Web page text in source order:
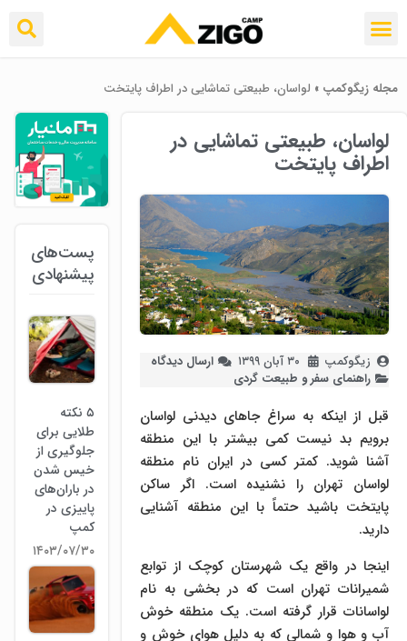
مجله زیگوکمپ » لواسان، طبیعتی تماشایی در اطراف پایتخت
لواسان، طبیعتی تماشایی در
اطراف پایتخت
زیگوکمپ ۳۰ آبان ۱۳۹۹
ارسال دیدگاه
راهنمای سفر و طبیعت گردی
قبل از اینکه به سراغ جاهای دیدنی لواسان
برویم بد نیست کمی بیشتر با این منطقه
آشنا شوید. کمتر کسی در ایران نام منطقه
لواسان تهران را نشنیده است. اگر ساکن
پایتخت باشید حتماً با این منطقه آشنایی
دارید.
اینجا در واقع یک شهرستان کوچک از توابع
شمیرانات تهران است که در بخشی به نام
لواسانات قرار گرفته است. یک منطقه خوش
آب ‌و هوا و شمالی که به دلیل هوای خوش و
پست‌های
پیشنهادی
۵ نکته
طلایی برای
جلوگیری از
خیس شدن
در باران‌های
پاییزی در
کمپ
۱۴۰۳/۰۷/۳۰